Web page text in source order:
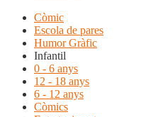
Còmic
Escola de pares
Humor Gràfic
Infantil
0 - 6 anys
12 - 18 anys
6 - 12 anys
Còmics